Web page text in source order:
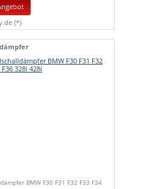
(*)
BMW F30 F31 F32 F33 F34